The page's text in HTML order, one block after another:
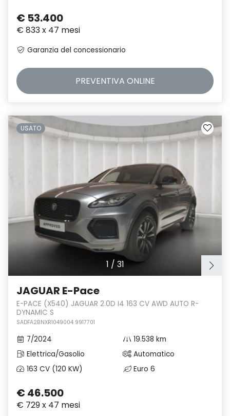
€ 53.400
€ 833 x 47 mesi
Garanzia del concessionario
PREVENTIVA ONLINE
1 / 31
USATO
JAGUAR E-Pace
E-PACE (X540) JAGUAR 2.0D I4 163 CV AWD AUTO R-
DYNAMIC S
SADFA2BNXR1049004 9917701
7/2024
19.538 km
Elettrica/Gasolio
Automatico
163 CV (120 KW)
Euro 6
€ 46.500
€ 729 x 47 mesi